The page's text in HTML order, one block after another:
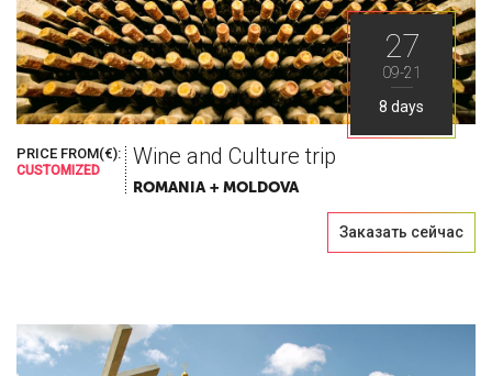
27
09-21
8 days
PRICE FROM(€):
CUSTOMIZED
Wine and Culture trip
ROMANIA + MOLDOVA
Заказать сейчас